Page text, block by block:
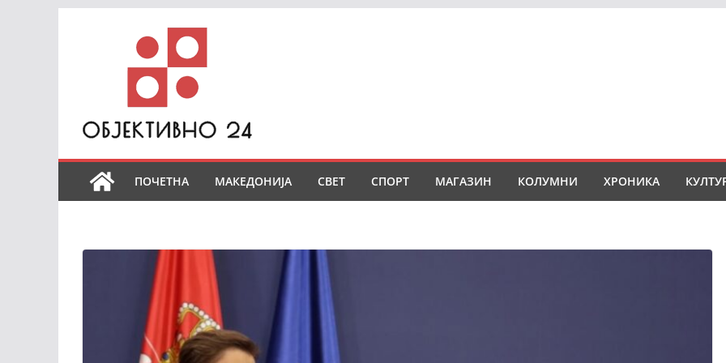
ПОЧЕТНА МАКЕДОНИЈА СВЕТ СПОРТ МАГАЗИН КОЛУМНИ ХРОНИКА